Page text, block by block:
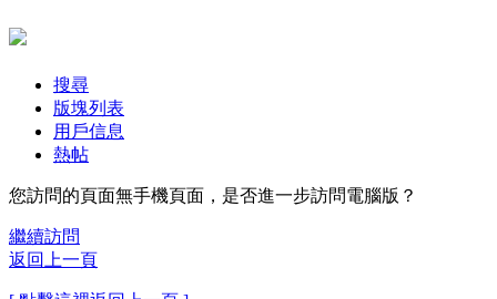
搜尋
版塊列表
用戶信息
熱帖
您訪問的頁面無手機頁面，是否進一步訪問電腦版？
繼續訪問
返回上一頁